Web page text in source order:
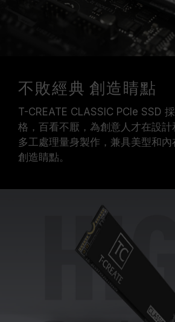
不敗經典 創造睛點
T-CREATE CLASSIC PCIe SSD
格，百看不厭，為創意人才在設
多工處理量身製作，兼具美型和內
創造睛點。